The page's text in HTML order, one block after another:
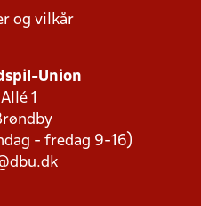
og vilkår
Union
1
- fredag 9-16)